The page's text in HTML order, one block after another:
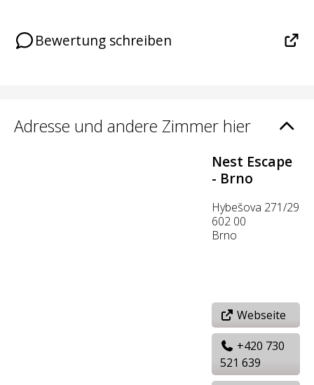
Bewertung schreiben
Adresse und andere Zimmer hier
Nest Escape
- Brno
Hybešova 271/29
602 00
Brno
Webseite
+420 730
521 639